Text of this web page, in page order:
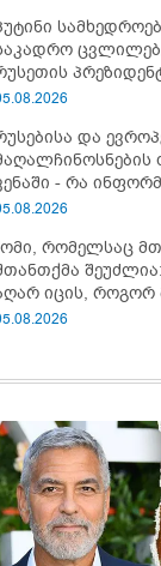
და
- რა
ი
რომელსაც
იცის, როგორ
Times